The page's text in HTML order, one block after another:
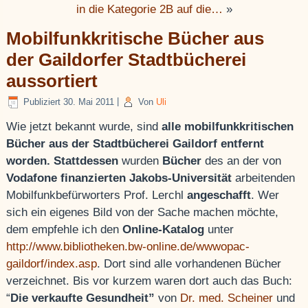
in die Kategorie 2B auf die… »
Mobilfunkkritische Bücher aus
der Gaildorfer Stadtbücherei
aussortiert
Publiziert 30. Mai 2011 Von Uli
Wie jetzt bekannt wurde, sindalle mobilfunkkritischen
Bücher aus der Stadtbücherei Gaildorf entfernt
worden.Stattdessen wurden Bücher des an der von
Vodafone finanzierten Jakobs-Universität arbeitenden
Mobilfunkbefürworters Prof. Lerchlangeschafft. Wer
sich ein eigenes Bild von der Sache machen möchte,
dem empfehle ich denOnline-Katalog unter
http://www.bibliotheken.bw-online.de/wwwopac-
gaildorf/index.asp. Dort sind alle vorhandenen Bücher
verzeichnet. Bis vor kurzem waren dort auch das Buch:
“ Die verkaufte Gesundheit”von Dr. med. Scheiner und